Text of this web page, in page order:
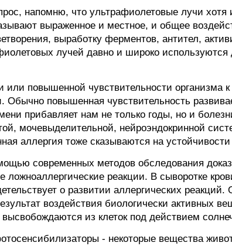
напомню, что ультрафиолетовые лучи
выраженное и местное, и общее
выработку ферментов, антител,
лучей давно и широко
или повышенной чувствительности организма
Обычно повышенная чувствительность
прибавляет нам не только годы, но и
мочевыделительной, нейроэндокринной
аллергия тоже сказываются на
современных методов обследования
ложноаллергические реакции. В сыворотке
о развитии аллергических
воздействия биологически активных
из клеток под действием
- некоторые вещества